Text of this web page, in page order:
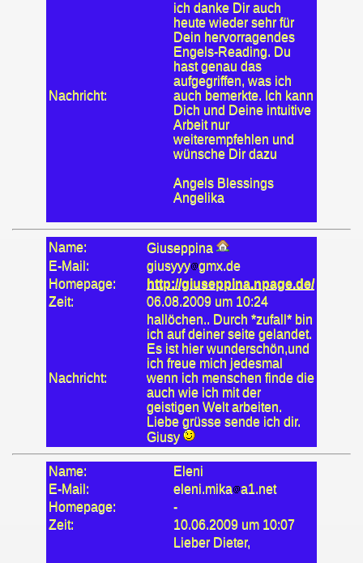
Nachricht:
ich danke Dir auch
heute wieder sehr für
Dein hervorragendes
Engels-Reading. Du
hast genau das
aufgegriffen, was ich
auch bemerkte. Ich kann
Dich und Deine intuitive
Arbeit nur
weiterempfehlen und
wünsche Dir dazu
Angels Blessings
Angelika
Name:
Giuseppina
E-Mail:
giusyyy gmx.de
Homepage:
http://giuseppina.npage.de/
Zeit:
06.08.2009 um 10:24
Nachricht:
hallöchen.. Durch *zufall* bin
ich auf deiner seite gelandet.
Es ist hier wunderschön,und
ich freue mich jedesmal
wenn ich menschen finde die
auch wie ich mit der
geistigen Welt arbeiten.
Liebe grüsse sende ich dir.
Giusy
Name:
Eleni
E-Mail:
eleni.mika
a1.net
Homepage:
-
Zeit:
10.06.2009 um 10:07
Lieber Dieter,